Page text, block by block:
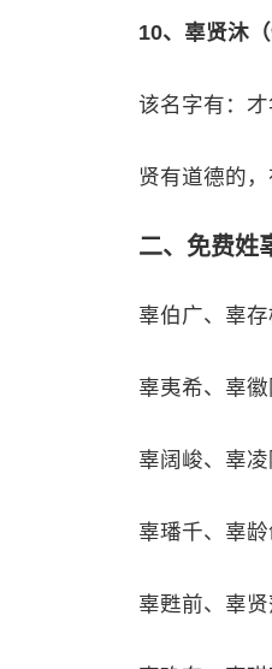
10、辜贤沐（
该名字有：
贤有道德的
二、免费姓
辜伯广、辜
辜夷希、辜
辜阔峻、辜
辜璠千、辜
辜甦前、辜